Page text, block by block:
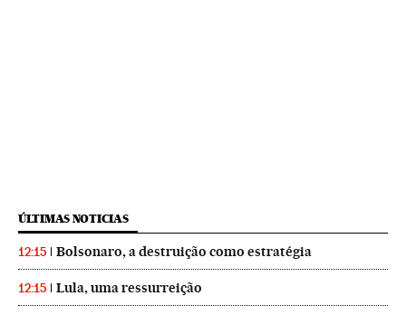
ÚLTIMAS NOTICIAS
12:15 Bolsonaro, a destruição como estratégia
12:15 Lula, uma ressurreição